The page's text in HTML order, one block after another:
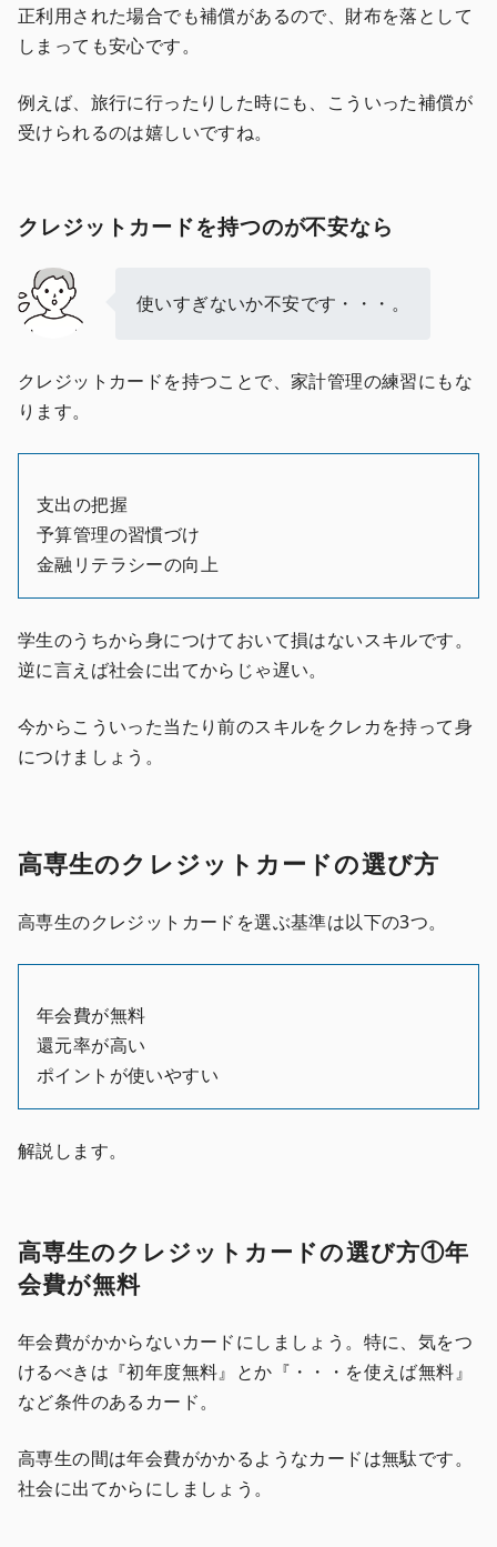
正利用された場合でも補償があるので、財布を落として
しまっても安心です。
例えば、旅行に行ったりした時にも、こういった補償が
受けられるのは嬉しいですね。
クレジットカードを持つのが不安なら
使いすぎないか不安です・・・。
クレジットカードを持つことで、家計管理の練習にもな
ります。
支出の把握
予算管理の習慣づけ
金融リテラシーの向上
学生のうちから身につけておいて損はないスキルです。
逆に言えば社会に出てからじゃ遅い。
今からこういった当たり前のスキルをクレカを持って身
につけましょう。
高専生のクレジットカードの選び方
高専生のクレジットカードを選ぶ基準は以下の3つ。
年会費が無料
還元率が高い
ポイントが使いやすい
解説します。
高専生のクレジットカードの選び方①年
会費が無料
年会費がかからないカードにしましょう。特に、気をつ
けるべきは『初年度無料』とか『・・・を使えば無料』
など条件のあるカード。
高専生の間は年会費がかかるようなカードは無駄です。
社会に出てからにしましょう。